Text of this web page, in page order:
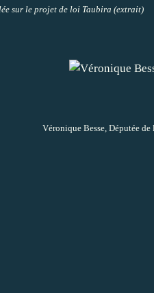
sur le projet de loi Taubira (extrait)
Véronique Besse, Députée de